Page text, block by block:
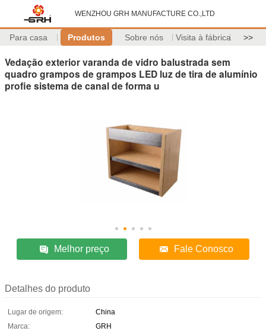
WENZHOU GRH MANUFACTURE CO.,LTD
Para casa Produtos Sobre nós Visita à fábrica >>
Vedação exterior varanda de vidro balustrada sem
quadro grampos de grampos LED luz de tira de alumínio
profie sistema de canal de forma u
Melhor preço Fale Conosco
Detalhes do produto
Lugar de origem:
China
Marca:
GRH